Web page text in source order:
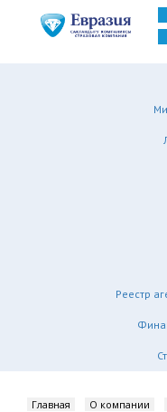
Реестр
Главная О компании